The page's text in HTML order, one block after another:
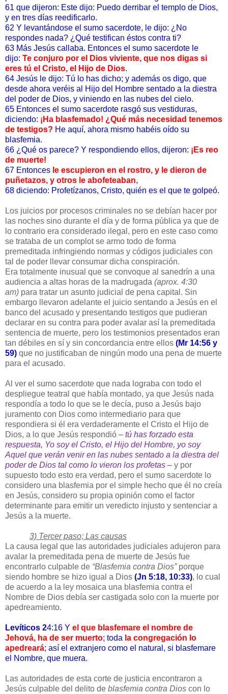
61 que dijeron: Este dijo: Puedo derribar el templo de Dios,
y en tres días reedificarlo.
62 Y levantándose el sumo sacerdote, le dijo: ¿No
respondes nada? ¿Qué testifican éstos contra ti?
63 Más Jesús callaba. Entonces el sumo sacerdote le
dijo: Te conjuro por el Dios viviente, que nos digas si
eres tú el Cristo, el Hijo de Dios.
64 Jesús le dijo: Tú lo has dicho; y además os digo, que
desde ahora veréis al Hijo del Hombre sentado a la diestra
del poder de Dios, y viniendo en las nubes del cielo.
65 Entonces el sumo sacerdote rasgó sus vestiduras,
diciendo: ¡Ha blasfemado! ¿Qué más necesidad tenemos
de testigos? He aquí, ahora mismo habéis oído su
blasfemia.
66 ¿Qué os parece? Y respondiendo ellos, dijeron: ¡Es reo
de muerte!
67 Entonces le escupieron en el rostro, y le dieron de
puñetazos, y otros le abofeteaban,
68 diciendo: Profetízanos, Cristo, quién es el que te golpeó.
Los juicios por procesos criminales no se debían hacer por
las noches sino durante el día y de forma pública ya que de
lo contrario era considerado ilegal, pero en este caso como
se trataba de un complot se armo todo de forma
premeditada infringiendo normas y códigos judiciales con
tal de poder llevar consumar dicha conspiración.
Era totalmente inusual que se convoque al sanedrín a una
audiencia a altas horas de la madrugada (aprox. 4:30
am) para tratar un asunto judicial de pena capital. Sin
embargo llevaron adelante el juicio sentando a Jesús en el
banco del acusado y presentando testigos que pudieran
declarar en su contra para poder avalar así la premeditada
sentencia de muerte, pero los testimonios presentados eran
tan débiles en sí y sin concordancia entre ellos (Mr 14:56 y
59) que no justificaban de ningún modo una pena de muerte
para el acusado.
Al ver el sumo sacerdote que nada lograba con todo el
despliegue teatral que había montado, ya que Jesús nada
respondía a todo lo que se le decía, puso a Jesús bajo
juramento con Dios como intermediario para que
respondiera si él era verdaderamente el Cristo el Hijo de
Dios, a lo que Jesús respondió – tú has forzado esta
respuesta, Yo soy el Cristo, el Hijo del Hombre, yo soy
Aquel que verán venir en las nubes sentado a la diestra del
poder de Dios tal como lo vieron los profetas – y por
supuesto todo esto era verdad, pero el sumo sacerdote lo
considero una blasfemia por el simple hecho que él no creía
en Jesús, considero su propia opinión como el factor
determinante para emitir un veredicto injusto y sentenciar a
Jesús a la muerte.
3) Tercer paso; Las causas
La causa legal que las autoridades judiciales adujeron para
avalar la premeditada pena de muerte de Jesús fue
encontrarlo culpable de “Blasfemia contra Dios”porque
siendo hombre se hizo igual a Dios (Jn 5:18, 10:33), lo cual
de acuerdo a la ley mosaica una blasfemia contra el
Nombre de Dios debía ser castigada solo con la muerte por
apedreamiento.
Levíticos 24:16 Y el que blasfemare el nombre de
Jehová, ha de ser muerto; toda la congregación lo
apedreará; así el extranjero como el natural, si blasfemare
el Nombre, que muera.
Las autoridades de esta corte de justicia encontraron a
Jesús culpable del delito de blasfemia contra Dios con lo